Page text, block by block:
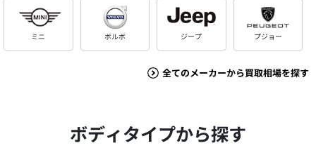
ミニ ボルボ ジープ プジョー
全てのメーカーから買取相場を探す
ボディタイプから探す